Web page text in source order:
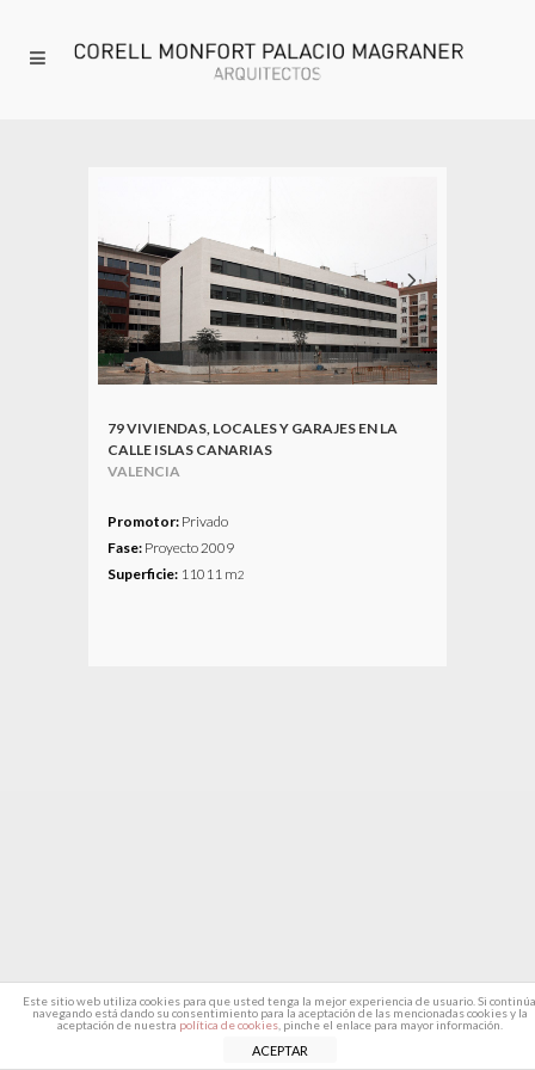
79 VIVIENDAS, LOCALES Y GARAJES EN LA
CALLE ISLAS CANARIAS
VALENCIA
Promotor: Privado
Fase: Proyecto 2009
Superficie: 11011 m2
Este sitio web utiliza cookies para que usted tenga la mejor experiencia de usuario. Si continúa
navegando está dando su consentimiento para la aceptación de las mencionadas cookies y la
aceptación de nuestra política de cookies, pinche el enlace para mayor información.
ACEPTAR